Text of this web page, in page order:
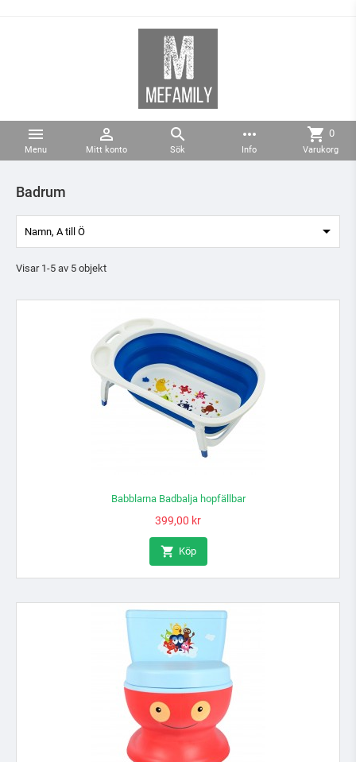

Menu

Mitt konto

Sök
more_horiz
Info
shopping_cart 0
Varukorg
Badrum
Namn, A till Ö 
Visar 1-5 av 5 objekt
Babblarna Badbalja hopfällbar
Pris
399,00 kr
 Köp